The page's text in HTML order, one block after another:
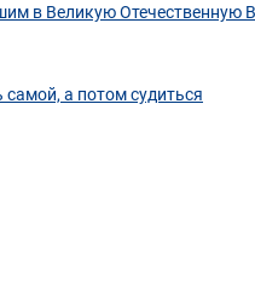
в Великую Отечественную
самой, а потом судиться